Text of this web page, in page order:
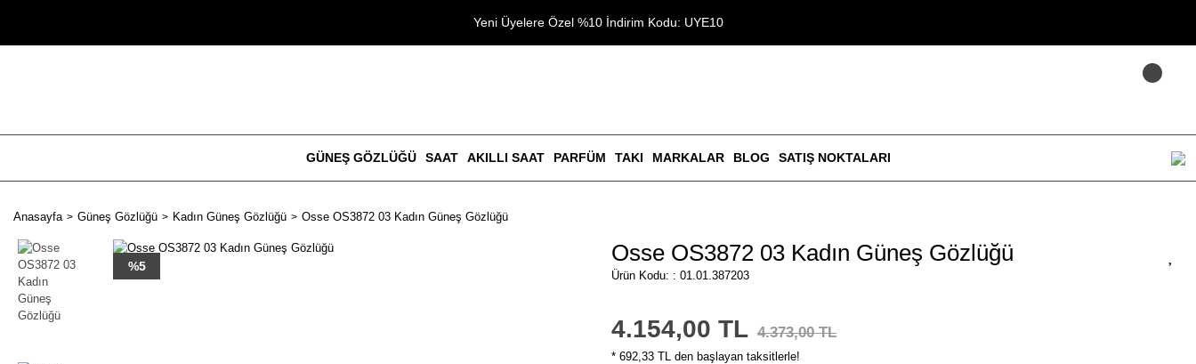
Yeni Üyelere Özel %10 İndirim Kodu: UYE10
GÜNEŞ GÖZLÜĞÜ SAAT AKILLI SAAT PARFÜM TAKI MARKALAR BLOG SATIŞ NOKTALARI
Anasayfa Güneş Gözlüğü Kadın Güneş Gözlüğü Osse OS3872 03 Kadın Güneş Gözlüğü
%5 Osse OS3872 03 Kadın Güneş Gözlüğü
Ürün Kodu: : 01.01.387203
4.154,00 TL 4.373,00 TL
* 692,33 TL den başlayan taksitlerle!